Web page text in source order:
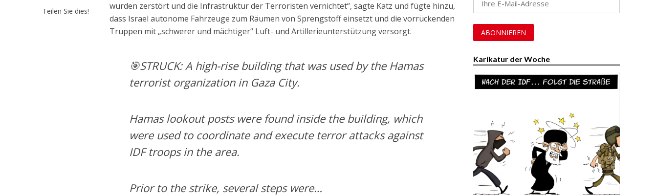
Teilen Sie dies!
wurden zerstört und die Infrastruktur der Terroristen vernichtet“, sagte Katz und fügte hinzu,
dass Israel autonome Fahrzeuge zum Räumen von Sprengstoff einsetzt und die vorrückenden
Truppen mit „schwerer und mächtiger“ Luft- und Artillerieunterstützung versorgt.
🎯STRUCK: A high-rise building that was used by the Hamas
terrorist organization in Gaza City.
Hamas lookout posts were found inside the building, which
were used to coordinate and execute terror attacks against
IDF troops in the area.
Prior to the strike, several steps were…
Karikatur der Woche